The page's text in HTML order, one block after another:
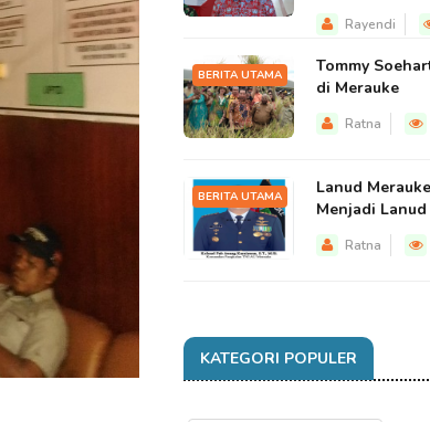
Rayendi
BERITA UTAMA
Tommy
di Merauke
Ratna
BERITA UTAMA
Lanud
Menjadi
Ratna
KATEGORI POPULER